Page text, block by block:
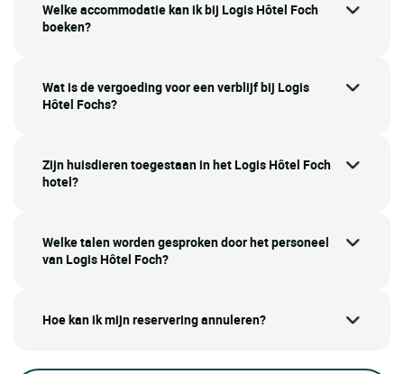
Welke accommodatie kan ik bij Logis Hôtel Foch
boeken?
Wat is de vergoeding voor een verblijf bij Logis
Hôtel Fochs?
Zijn huisdieren toegestaan in het Logis Hôtel Foch
hotel?
Welke talen worden gesproken door het personeel
van Logis Hôtel Foch?
Hoe kan ik mijn reservering annuleren?